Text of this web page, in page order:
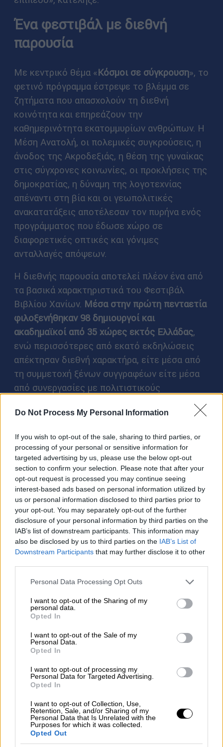
Do Not Process My Personal Information
If you wish to opt-out of the sale, sharing to third parties, or
processing of your personal or sensitive information for
targeted advertising by us, please use the below opt-out
section to confirm your selection. Please note that after your
opt-out request is processed you may continue seeing
interest-based ads based on personal information utilized by
us or personal information disclosed to third parties prior to
your opt-out. You may separately opt-out of the further
disclosure of your personal information by third parties on the
IAB’s list of downstream participants. This information may
also be disclosed by us to third parties on the IAB’s List of
Downstream Participants that may further disclose it to other
Please note that this website/app uses one or more Google
not limited to your visit or usage behaviour. You may click to
grant or deny consent to Google and its third-party tags to
use your data for below specified purposes in below Google
consent section.
Personal Data Processing Opt Outs
I want to opt-out of the Sharing of my
personal data.
Opted In
I want to opt-out of the Sale of my
Personal Data.
Opted In
I want to opt-out of processing my
Personal Data for Targeted Advertising.
Opted In
I want to opt-out of Collection, Use,
Retention, Sale, and/or Sharing of my
Personal Data that Is Unrelated with the
Purposes for which it was collected.
Opted Out
Ένα φεστιβάλ με διεθνή
παρουσία
Με κεντρικό θέμα «Κόσμοι σε σύγκρουση», το
φετινό πρόγραμμα έστρεψε το βλέμμα σε
ζητήματα που απασχολούν τη διεθνή
κοινότητα και επηρεάζουν την
καθημερινότητα εκατομμυρίων ανθρώπων. Η
Μέση Ανατολή, οι πολεμικές συγκρούσεις, η
άνοδος της Ακροδεξιάς, η θέση της γυναίκας
στις σύγχρονες κοινωνίες, οι προκλήσεις της
δημοκρατίας, η δύναμη της λογοτεχνίας
απέναντι στη βία και οι γεωπολιτικές
ανακατατάξεις αποτέλεσαν τον πυρήνα ενός
προγράμματος που έδωσε χώρο σε
διαφορετικές οπτικές και γόνιμες
ανταλλαγές απόψεων.
Η διεθνής παρουσία αποτελεί πλέον ένα από
τα βασικά χαρακτηριστικά του Φεστιβάλ
Βιβλίου Χανίων. Μέσα στην πρώτη πενταετία
φιλοξενήθηκαν 98 δημιουργοί και
ακαδημαϊκοί από 35 χώρες εκτός Ελλάδας,
ενώ περισσότερες από εκατό εκδηλώσεις
απέκτησαν διεθνή χαρακτήρα, είτε μέσα από
τη συμμετοχή ξένων συγγραφέων είτε μέσα
από συνεργασίες με πολιτιστικούς
πανεπιστήμια και φεστιβάλ του εξωτερικού.
Το δίκτυο συνεργασιών αριθμεί σήμερα
περίπου εξήντα φορείς από την Ελλάδα και το
εξωτερικό, στοιχείο που ενισχύει σταθερά τη
διεθνή φυσιογνωμία της διοργάνωσης. Η
εξέλιξη γίνεται ακόμη πιο εμφανής αν
συγκριθεί με την πρώτη χρονιά, όταν οι
διεθνείς συμμετοχές προέρχονταν από έξι
χώρες. Πέντε χρόνια αργότερα το Φεστιβάλ
έχει αποκτήσει μια σταθερή θέση στον
ευρωπαϊκό χάρτη των λογοτεχνικών
διοργανώσεων, προσελκύοντας κάθε χρόνο
της διανόησης.
προσβασιμότητα των εκδηλώσεων. Όλες οι
συζητήσεις με ξένους προσκεκλημένους
υποστηρίχθηκαν με ταυτόχρονη διερμηνεία
προς τα ελληνικά, ενώ πιλοτικά εφαρμόστηκε
σε επιλεγμένες εκδηλώσεις με Έλληνες
ομιλητές. Με τον τρόπο αυτό διευρύνθηκε η
δυνατότητα συμμετοχής του διεθνούς κοινού